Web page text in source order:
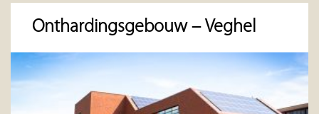
Onthardingsgebouw – Veghel